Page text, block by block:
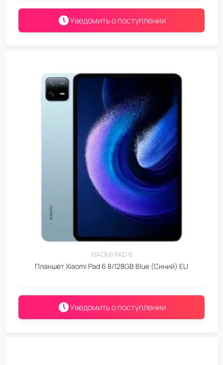
Уведомить о поступлении
XIAOMI PAD 6
Планшет Xiaomi Pad 6 8/128GB Blue (Синий) EU
Уведомить о поступлении